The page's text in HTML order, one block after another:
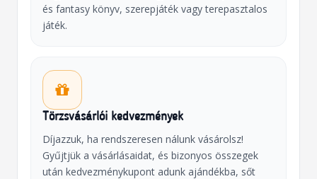
és fantasy könyv, szerepjáték vagy terepasztalos
játék.
Törzsvásárlói kedvezmények
Díjazzuk, ha rendszeresen nálunk vásárolsz!
Gyűjtjük a vásárlásaidat, és bizonyos összegek
után kedvezménykupont adunk ajándékba, sőt